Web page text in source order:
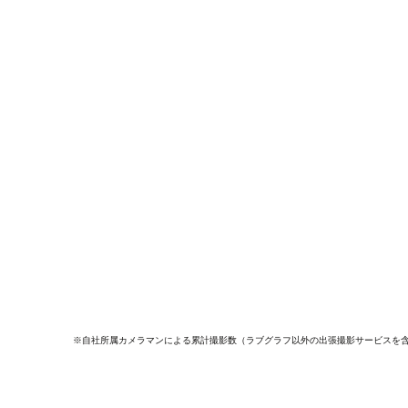
※自社所属カメラマンによる累計撮影数（ラブグラフ以外の出張撮影サービスを